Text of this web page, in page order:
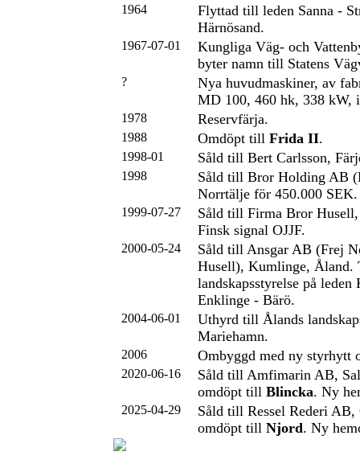
1964
Flyttad till leden Sanna -
Härnösand.
1967-07-01
Kungliga Väg- och
byter namn till Statens
?
Nya huvudmaskiner, av
MD 100, 460 hk, 338 kW,
1978 Reservfärja.
1988 Omdöpt till Frida II.
1998-01 Såld till Bert Carlsson,
1998
Såld till Bror Holding AB
Norrtälje för 450.000 SEK.
1999-07-27
Såld till Firma Bror
Finsk signal OJJF.
2000-05-24
Såld till Ansgar AB (Frej
Husell), Kumlinge, Åland.
landskapsstyrelse på
Enklinge - Bärö.
2004-06-01
Uthyrd till Ålands
Mariehamn.
2006 Ombyggd med ny styrhytt
2020-06-16
Såld till Amfimarin AB,
omdöpt till Blincka. Ny
2025-04-29
Såld till Ressel Rederi AB,
omdöpt till Njord. Ny